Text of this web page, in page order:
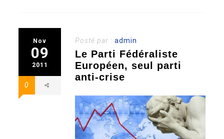
Nov
09
2011
0
Posté par :admin
Le Parti Fédéraliste
Européen, seul parti
anti-crise